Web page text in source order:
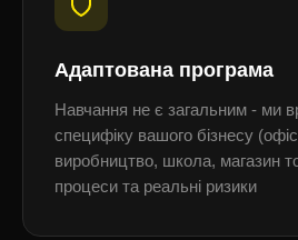
Адаптована програма
Навчання не є загальним - ми
специфіку вашого бізнесу
виробництво, школа, магазин
процеси та реальні ризики